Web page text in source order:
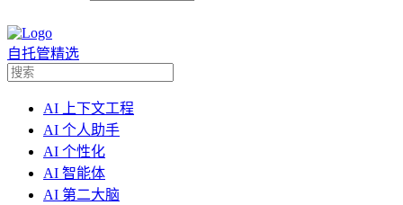
自托管精选
AI 上下文工程
AI 个人助手
AI 个性化
AI 智能体
AI 第二大脑